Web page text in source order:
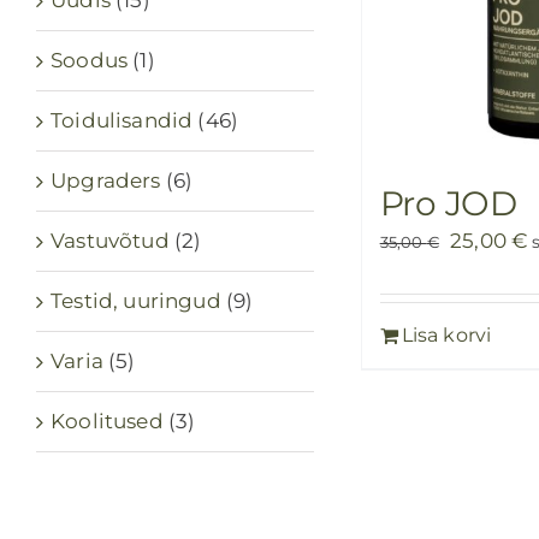
Pro JOD
35,00€ Algne
oli:
35,00 €.
25,00€
Lisa korvi
Soodus (1)
Toidulisandid (46)
Upgraders (6)
Vastuvõtud (2)
Testid, uuringud (9)
Varia (5)
Koolitused (3)